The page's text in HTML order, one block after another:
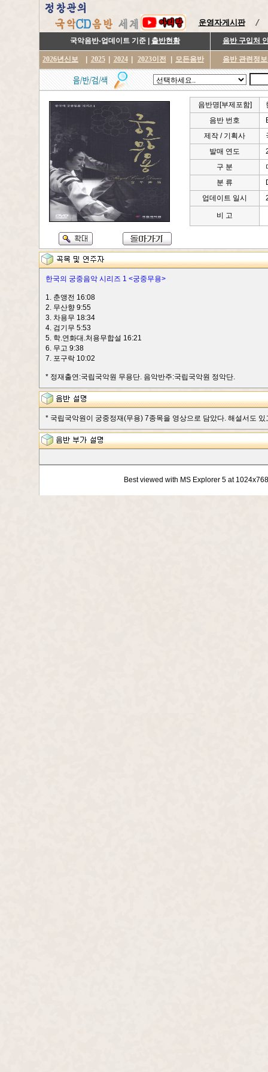
운영자게시판
국악음반-업데이트 기준 | 출반현황 음반 구입처
2026년신보 2025 2024 2023이전 모든음반 음반 관련정
음반명[부제포함]
음반 번호
제작 / 기획사
발매 연도
구 분
분 류
업데이트 일시
비 고
한국의 궁중음악 시리즈 1 <궁중무용>
1. 춘앵전 16:08
2. 무산향 9:55
3. 차용무 18:34
4. 검기무 5:53
5. 학.연화대.처용무합설 16:21
6. 무고 9:38
7. 포구락 10:02
* 정재출연:국립국악원 무용단. 음악반주:국립국악원 정악단.
* 국립국악원이 궁중정재(무용) 7종목을 영상으로 담았다. 해설서도
Best viewed with MS Explorer 5 at